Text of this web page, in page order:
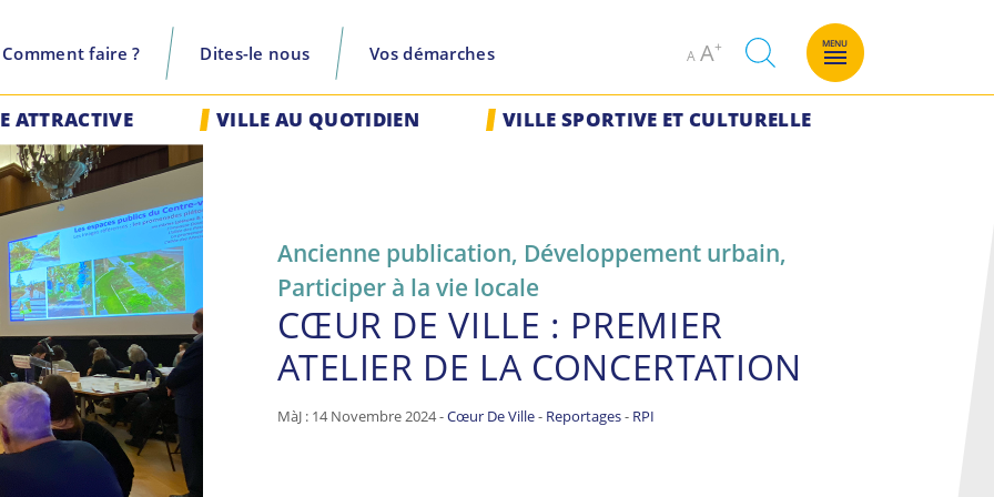
Comment faire ? Dites-le nous Vos démarches A
Decrease
font
AIncrease
size.
recherche
MENU
ATTRACTIVE VILLE AU QUOTIDIEN VILLE SPORTIVE ET CULTURELLE
Ancienne publication, Développement urbain,
Participer à la vie locale
CŒUR DE VILLE : PREMIER
ATELIER DE LA CONCERTATION
MàJ : 14 Novembre 2024 -Cœur De Ville- Reportages- RPI